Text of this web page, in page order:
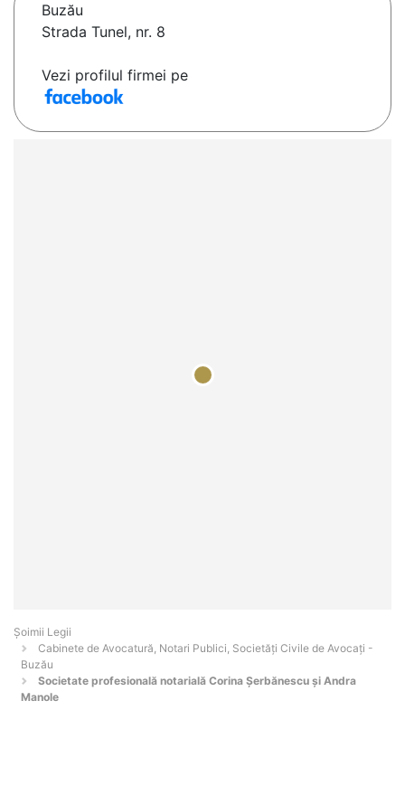
Buzău
Strada Tunel, nr. 8
Vezi profilul firmei pe
Șoimii Legii
Cabinete de Avocatură, Notari Publici, Societăți Civile de Avocați -
Buzău
Societate profesională notarială Corina Șerbănescu și Andra
Manole